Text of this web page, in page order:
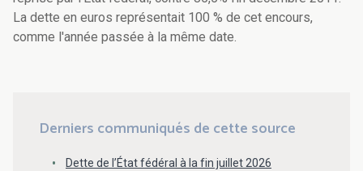
La dette en euros représentait 100 % de cet encours,
comme l'année passée à la même date.
Derniers communiqués de cette source
Dette de l’État fédéral à la fin juillet 2026